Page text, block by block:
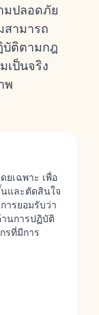
มปลอดภัย
สามารถ
บัติตามกฎ
เป็นจริง
พ
ยเฉพาะ เพื่อ
และตัดสินใจ
ารยอมรับว่า
นการปฏิบัติ
รที่มีการ